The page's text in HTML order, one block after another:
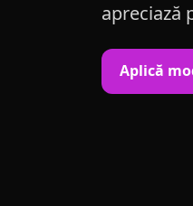
apreciază
Aplică